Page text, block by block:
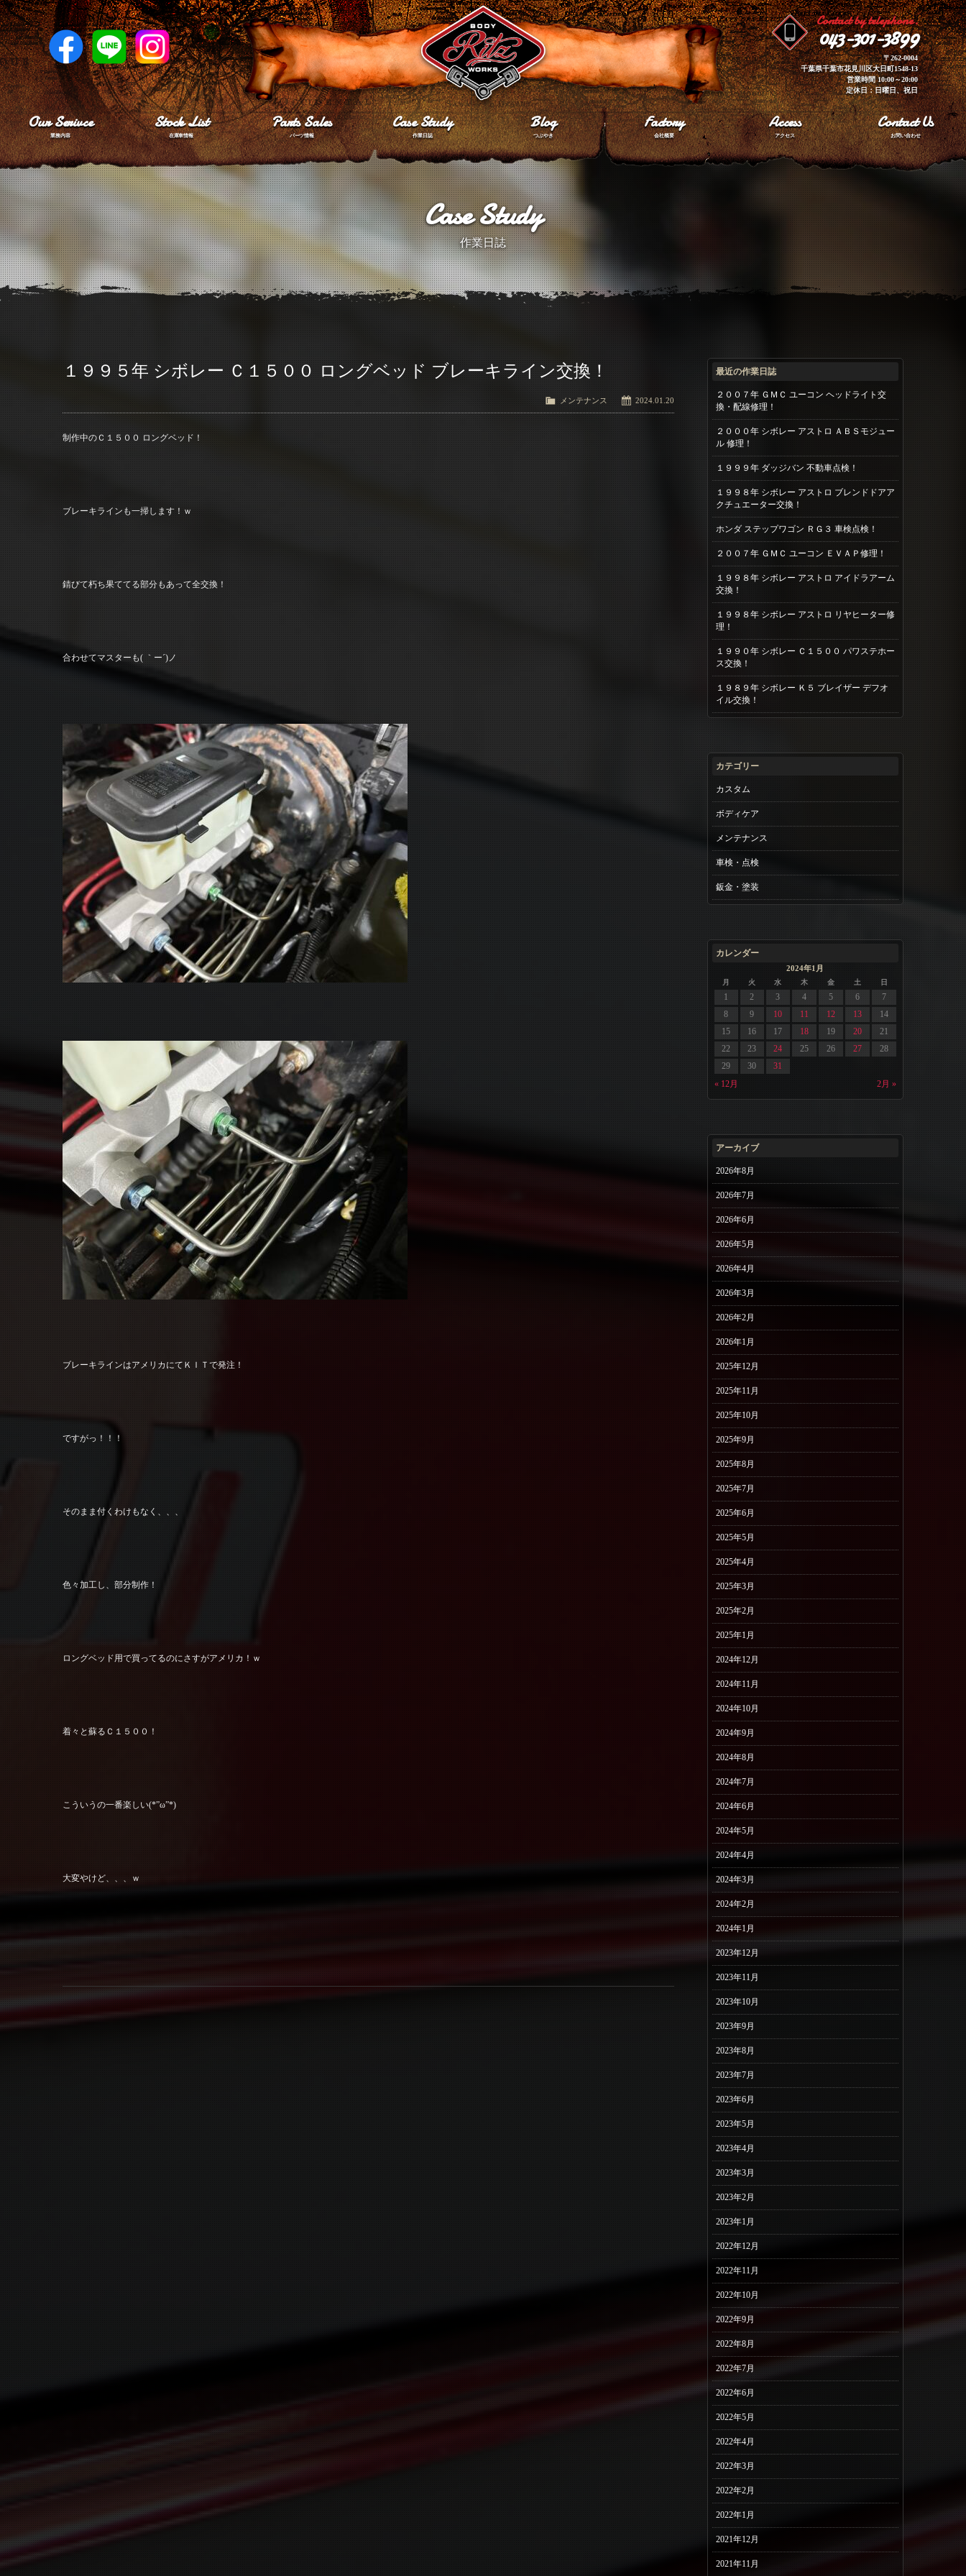
Contact by telephone.
043-301-3899
〒262-0004
千葉県千葉市花見川区大日町1548-13
営業時間 10:00～20:00
定休日：日曜日、祝日
Our Serivce
業務内容
Stock List
在庫車情報
Parts Sales
パーツ情報
Case Study
作業日誌
Blog
つぶやき
Factory
会社概要
Access
アクセス
Contact Us
お問い合わせ
Case Study
作業日誌
１９９５年 シボレー Ｃ１５００ ロングベッド ブレーキライン交換！
2024.01.20
メンテナンス
制作中のＣ１５００ ロングベッド！
ブレーキラインも一掃します！ｗ
錆びて朽ち果ててる部分もあって全交換！
合わせてマスターも( ｀ー´)ノ
ブレーキラインはアメリカにてＫＩＴで発注！
ですがっ！！！
そのまま付くわけもなく、、、
色々加工し、部分制作！
ロングベッド用で買ってるのにさすがアメリカ！ｗ
着々と蘇るＣ１５００！
こういうの一番楽しい(*”ω”*)
大変やけど、、、ｗ
最近の作業日誌
２００７年 ＧＭＣ ユーコン ヘッドライト交
換・配線修理！
２０００年 シボレー アストロ ＡＢＳモジュー
ル 修理！
１９９９年 ダッジバン 不動車点検！
１９９８年 シボレー アストロ ブレンドドアア
クチュエーター交換！
ホンダ ステップワゴン ＲＧ３ 車検点検！
２００７年 ＧＭＣ ユーコン ＥＶＡＰ修理！
１９９８年 シボレー アストロ アイドラアーム
交換！
１９９８年 シボレー アストロ リヤヒーター修
理！
１９９０年 シボレー Ｃ１５００ パワステホー
ス交換！
１９８９年 シボレー Ｋ５ ブレイザー デフオ
イル交換！
カテゴリー
カスタム
ボディケア
メンテナンス
車検・点検
鈑金・塗装
カレンダー
2024年1月
月 火 水 木 金 土 日
« 12月 2月 »
1 2 3 4 5 6
7
8
9 10 11 12 13
14
15
16 17 18 19 20
21
22
23 24 25 26 27
28
29
30 31
アーカイブ
2026年8月
2026年7月
2026年6月
2026年5月
2026年4月
2026年3月
2026年2月
2026年1月
2025年12月
2025年11月
2025年10月
2025年9月
2025年8月
2025年7月
2025年6月
2025年5月
2025年4月
2025年3月
2025年2月
2025年1月
2024年12月
2024年11月
2024年10月
2024年9月
2024年8月
2024年7月
2024年6月
2024年5月
2024年4月
2024年3月
2024年2月
2024年1月
2023年12月
2023年11月
2023年10月
2023年9月
2023年8月
2023年7月
2023年6月
2023年5月
2023年4月
2023年3月
2023年2月
2023年1月
2022年12月
2022年11月
2022年10月
2022年9月
2022年8月
2022年7月
2022年6月
2022年5月
2022年4月
2022年3月
2022年2月
2022年1月
2021年12月
2021年11月